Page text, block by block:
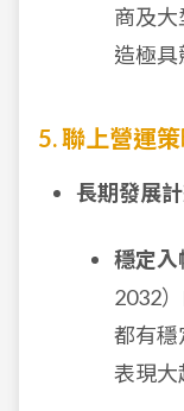
商及大
造極具
5. 聯上營運
長期發展
穩定入
2032
都有穩
表現大